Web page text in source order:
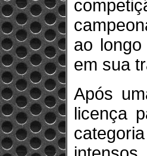
ao
em sua
Após
licença